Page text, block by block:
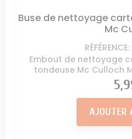
Buse de nettoyage
Mc
Embout de nettoyage
tondeuse Mc Culloch
Prix
AJOUTER